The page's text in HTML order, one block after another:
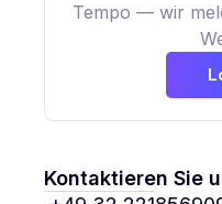
Tempo — wir
Kontaktieren Sie